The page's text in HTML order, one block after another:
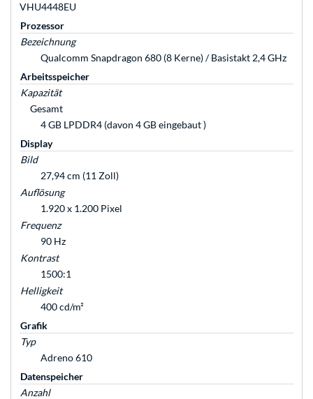
VHU4448EU
Prozessor
Bezeichnung
Qualcomm Snapdragon 680 (8 Kerne) / Basistakt 2,4 GHz
Arbeitsspeicher
Kapazität
Gesamt
4 GB LPDDR4 (davon 4 GB eingebaut )
Display
Bild
27,94 cm (11 Zoll)
Auflösung
1.920 x 1.200 Pixel
Frequenz
90 Hz
Kontrast
1500:1
Helligkeit
400 cd/m²
Grafik
Typ
Adreno 610
Datenspeicher
Anzahl